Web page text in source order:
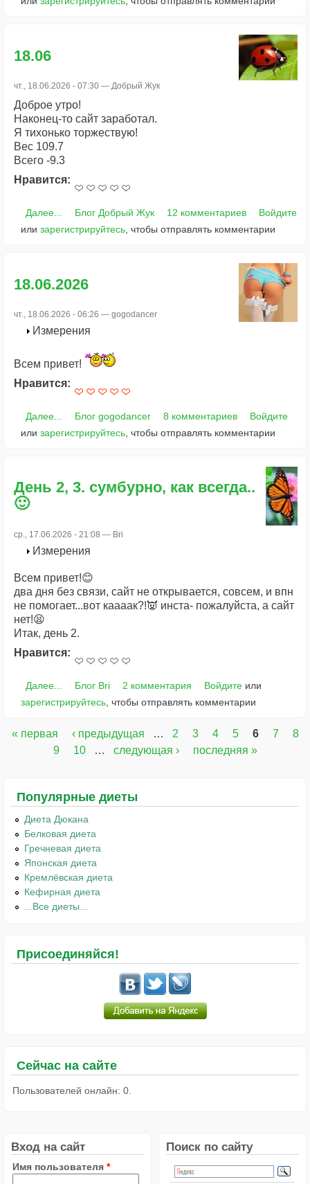
18.06
чт., 18.06.2026 - 07:30 — Добрый Жук
Доброе утро!
Наконец-то сайт заработал.
Я тихонько торжествую!
Вес 109.7
Всего -9.3
Нравится:
Далее... Блог Добрый Жук 12 комментариев
Войдите
или зарегистрируйтесь , чтобы отправлять комментарии
18.06.2026
чт., 18.06.2026 - 06:26 — gogodancer
Измерения
Всем привет!
Нравится:
Далее... Блог gogodancer 8 комментариев
Войдите
или зарегистрируйтесь , чтобы отправлять комментарии
День 2, 3. сумбурно, как всегда..
🙂
ср., 17.06.2026 - 21:08 — Bri
Измерения
Всем привет!😊
два дня без связи, сайт не открывается, совсем, и впн
не помогает...вот каааак?!👿 инста- пожалуйста, а сайт
нет!😫
Итак, день 2.
Нравится:
Далее... Блог Bri 2 комментария Войдитеили
зарегистрируйтесь , чтобы отправлять комментарии
Страницы
« первая ‹ предыдущая … 2 3 4 5 6 7
8
9
10 … следующая › последняя »
Популярные диеты
Диета Дюкана
Белковая диета
Гречневая диета
Японская диета
Кремлёвская диета
Кефирная диета
...Все диеты...
Присоединяйся!
Сейчас на сайте
Пользователей онлайн: 0.
Вход на сайт
Имя пользователя *
Поиск по сайту